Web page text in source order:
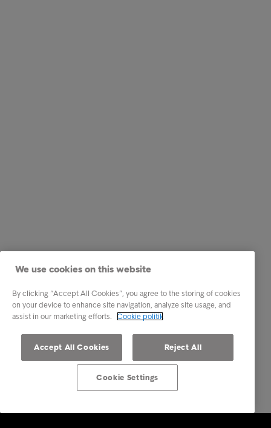
We use cookies on this website
By clicking “Accept All Cookies”, you agree to the storing of cookies
on your device to enhance site navigation, analyze site usage, and
assist in our marketing efforts. Cookie politik
Accept All Cookies Reject All
Cookie Settings